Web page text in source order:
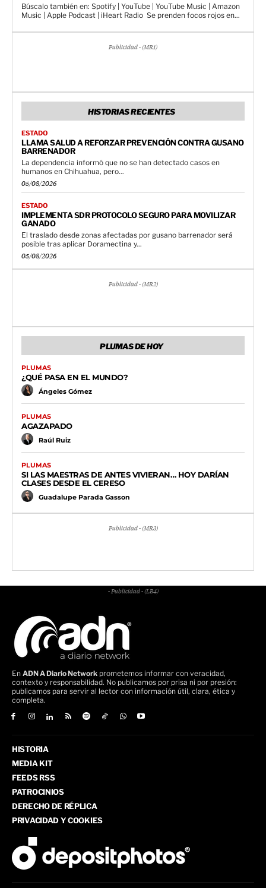
Búscalo también en: Spotify | YouTube | YouTube Music | Amazon
Music | Apple Podcast | iHeart Radio Se prenden focos rojos en...
Publicidad - (MR1)
HISTORIAS RECIENTES
ESTADO
LLAMA SALUD A REFORZAR PREVENCIÓN CONTRA GUSANO
BARRENADOR
La dependencia informó que no se han detectado casos en
humanos en Chihuahua, pero...
05/08/2026
ESTADO
IMPLEMENTA SDR PROTOCOLO SEGURO PARA MOVILIZAR
GANADO
El traslado desde zonas afectadas por gusano barrenador será
posible tras aplicar Doramectina y...
05/08/2026
Publicidad - (MR2)
PLUMAS DE HOY
PLUMAS
¿QUÉ PASA EN EL MUNDO?
Ángeles Gómez
PLUMAS
AGAZAPADO
Raúl Ruiz
PLUMAS
SI LAS MAESTRAS DE ANTES VIVIERAN… HOY DARÍAN
CLASES DESDE EL CERESO
Guadalupe Parada Gasson
Publicidad - (MR3)
- Publicidad - (LB4)
En ADN A Diario Network prometemos informar con veracidad,
contexto y responsabilidad. No publicamos por prisa ni por presión:
publicamos para servir al lector con información útil, clara, ética y
completa.
HISTORIA
MEDIA KIT
FEEDS RSS
PATROCINIOS
DERECHO DE RÉPLICA
PRIVACIDAD Y COOKIES